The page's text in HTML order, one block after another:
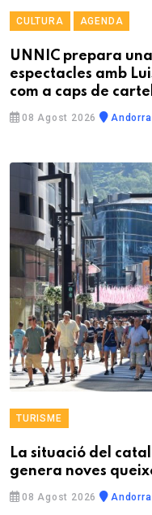
CULTURA AGENDA
UNNIC prepara
espectacles amb
com a caps de cartell
08 Agost 2026
TURISME
La situació del
genera noves
08 Agost 2026